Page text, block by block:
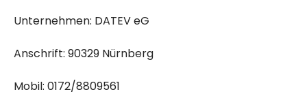
Unternehmen: DATEV eG
Anschrift: 90329 Nürnberg
Mobil: 0172/8809561